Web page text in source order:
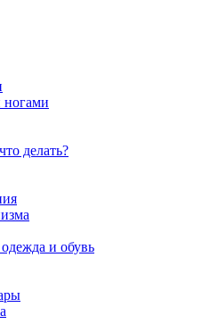
ногами
делать?
и обувь